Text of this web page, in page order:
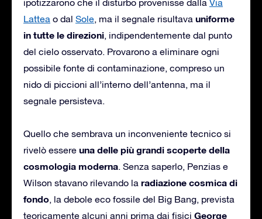
ipotizzarono che il disturbo provenisse dalla Via
Lattea o dal Sole, ma il segnale risultava uniforme
in tutte le direzioni, indipendentemente dal punto
del cielo osservato. Provarono a eliminare ogni
possibile fonte di contaminazione, compreso un
nido di piccioni all’interno dell’antenna, ma il
segnale persisteva.
Quello che sembrava un inconveniente tecnico si
rivelò essere una delle più grandi scoperte della
cosmologia moderna. Senza saperlo, Penzias e
Wilson stavano rilevando la radiazione cosmica di
fondo, la debole eco fossile del Big Bang, prevista
teoricamente alcuni anni prima dai fisici George